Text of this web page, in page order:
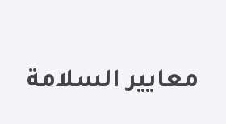
معايير السلامة